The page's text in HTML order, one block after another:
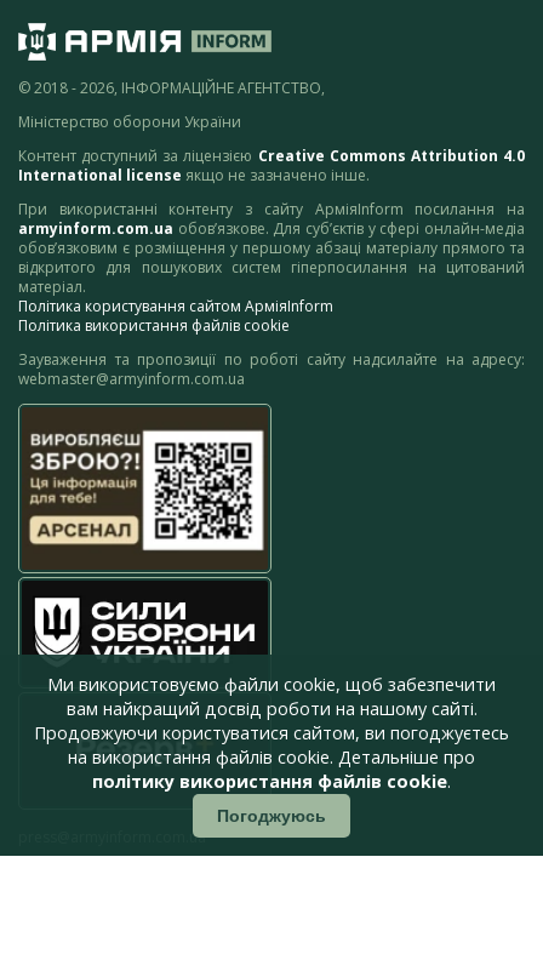
© 2018 - 2026, ІНФОРМАЦІЙНЕ АГЕНТСТВО,
Міністерство оборони України
Контент доступний за ліцензією Creative Commons Attribution 4.0
International license якщо не зазначено інше.
При використанні контенту з сайту АрміяInform посилання на
armyinform.com.ua обов’язкове. Для суб’єктів у сфері онлайн-медіа
обов’язковим є розміщення у першому абзаці матеріалу прямого та
відкритого для пошукових систем гіперпосилання на цитований
матеріал.
Політика користування сайтом АрміяInform
Політика використання файлів cookie
Зауваження та пропозиції по роботі сайту надсилайте на адресу:
webmaster@armyinform.com.ua
press@armyinform.com.ua
Ми використовуємо файли cookie, щоб забезпечити
вам найкращий досвід роботи на нашому сайті.
Продовжуючи користуватися сайтом, ви погоджуєтесь
на використання файлів cookie. Детальніше про
політику використання файлів cookie.
Погоджуюсь